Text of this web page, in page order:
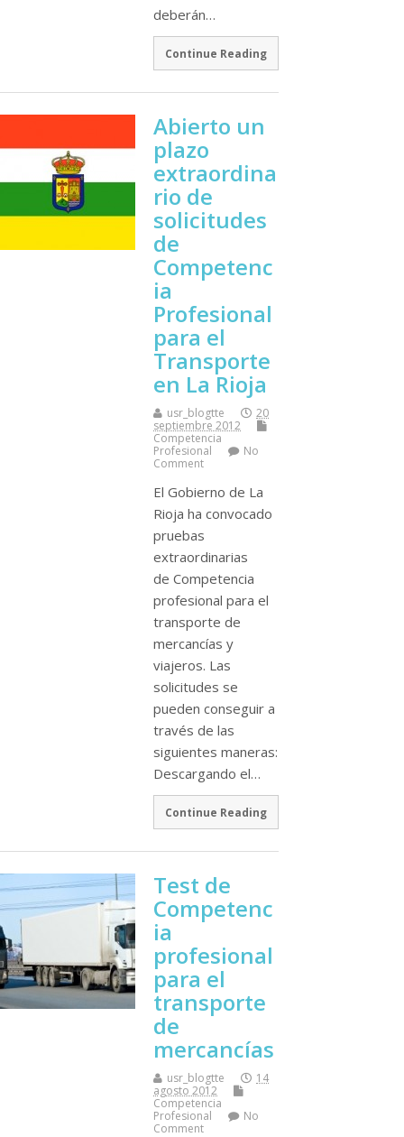
deberán…
Continue Reading
Abierto un
plazo
extraordina
rio de
solicitudes
de
Competenc
ia
Profesional
para el
Transporte
en La Rioja
usr_blogtte
20
septiembre 2012
Competencia
Profesional
No
Comment
El Gobierno de La
Rioja ha convocado
pruebas
extraordinarias
de Competencia
profesional para el
transporte de
mercancí­as y
viajeros. Las
solicitudes se
pueden conseguir a
través de las
siguientes maneras:
Descargando el…
Continue Reading
Test de
Competenc
ia
profesional
para el
transporte
de
mercancí­as
usr_blogtte
14
agosto 2012
Competencia
Profesional
No
Comment